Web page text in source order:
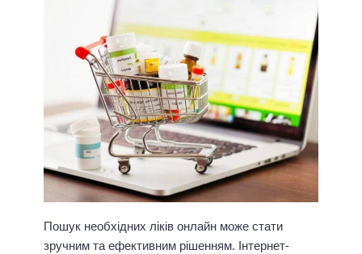
Пошук необхідних ліків онлайн може стати
зручним та ефективним рішенням. Інтернет-